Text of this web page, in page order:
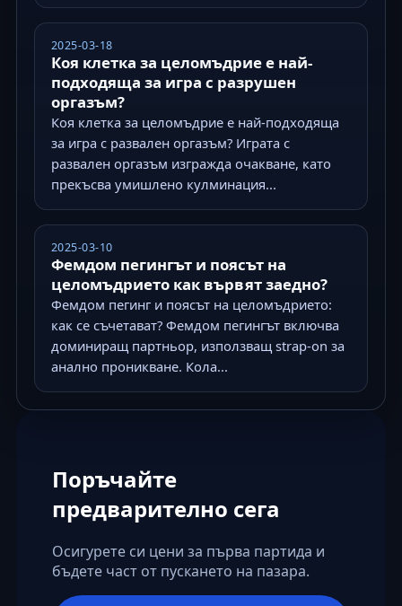
2025-03-18
Коя клетка за целомъдрие е най-
подходяща за игра с разрушен
оргазъм?
Коя клетка за целомъдрие е най-подходяща
за игра с развален оргазъм? Играта с
развален оргазъм изгражда очакване, като
прекъсва умишлено кулминация...
2025-03-10
Фемдом пегингът и поясът на
целомъдрието как вървят заедно?
Фемдом пегинг и поясът на целомъдрието:
как се съчетават? Фемдом пегингът включва
доминиращ партньор, използващ strap-on за
анално проникване. Кола...
Поръчайте
предварително сега
Осигурете си цени за първа партида и
бъдете част от пускането на пазара.